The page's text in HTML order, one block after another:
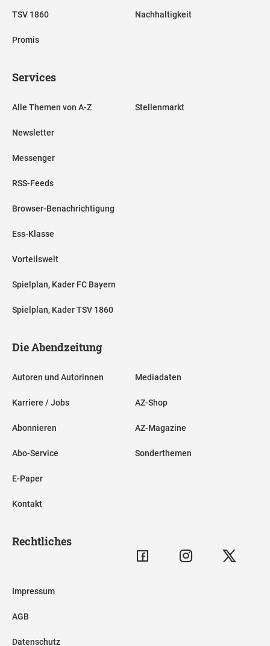
TSV 1860
Promis
Nachhaltigkeit
Services
Alle Themen von A-Z
Newsletter
Messenger
RSS-Feeds
Browser-Benachrichtigung
Ess-Klasse
Vorteilswelt
Spielplan, Kader FC Bayern
Spielplan, Kader TSV 1860
Stellenmarkt
Die Abendzeitung
Autoren und Autorinnen
Karriere / Jobs
Abonnieren
Abo-Service
E-Paper
Kontakt
Mediadaten
AZ-Shop
AZ-Magazine
Sonderthemen
Rechtliches
Impressum
AGB
Datenschutz